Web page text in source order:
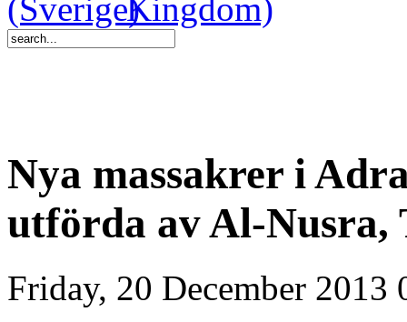
Nya massakrer i
utförda av Al-Nusra,
Friday, 20 December 2013